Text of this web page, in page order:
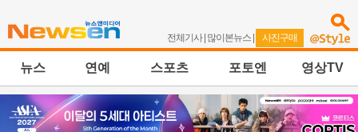
전체기사| 많이본뉴스 | 사진구매
뉴스 연예 스포츠 포토엔 영상TV